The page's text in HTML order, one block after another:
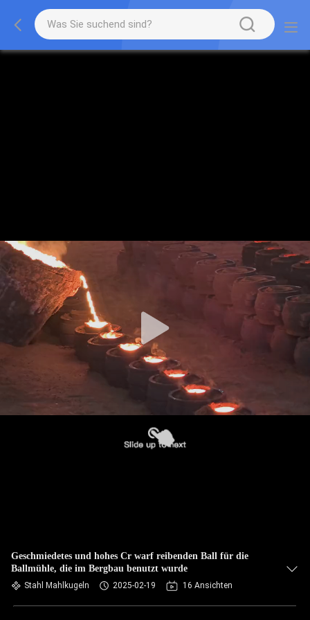
Geschmiedetes und hohes Cr warf reibenden Ball für die
Ballmühle, die im Bergbau benutzt wurde
Stahl Mahlkugeln 2025-02-19 16 Ansichten